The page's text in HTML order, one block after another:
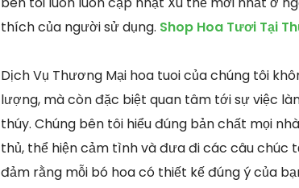
thích của người sử dụng. Shop Hoa Tươi Tại
Dịch Vụ Thương Mại hoa tuoi của chúng tôi
lượng, mà còn đặc biệt quan tâm tới sự việc
thúy. Chúng bên tôi hiểu đúng bản chất mọi
thủ, thể hiện cảm tình và đưa đi các câu chúc
đảm rằng mỗi bó hoa có thiết kế đúng ý của